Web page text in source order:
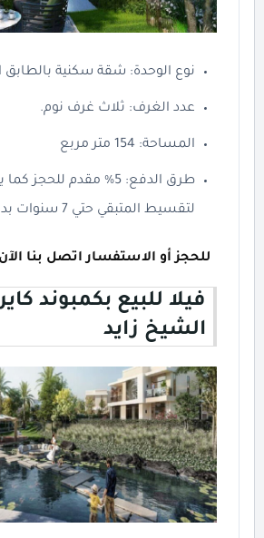
نوع الوحدة: شقة سكنية بالطابق
عدد الغرف: ثلاث غرف نوم.
المساحة: 154 متر مربع
طرق الدفع: 5% مقدم للحجز
لتقسيط المتبقي حتي 7 سنوات بدون فوائد.
للحجز أو الاستفسار اتصل بنا
فيلا للبيع بكمبوند
الشيخ زايد